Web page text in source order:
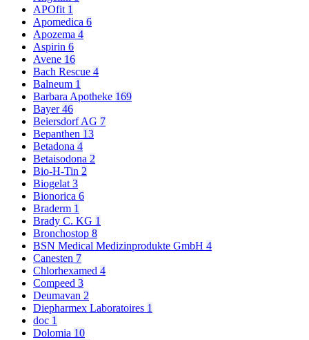
APOfit 1
Apomedica 6
Apozema 4
Aspirin 6
Avene 16
Bach Rescue 4
Balneum 1
Barbara Apotheke 169
Bayer46
Beiersdorf AG 7
Bepanthen 13
Betadona 4
Betaisodona 2
Bio-H-Tin 2
Biogelat 3
Bionorica 6
Braderm 1
Brady C. KG 1
Bronchostop 8
BSN Medical Medizinprodukte GmbH 4
Canesten 7
Chlorhexamed 4
Compeed 3
Deumavan 2
Diepharmex Laboratoires 1
doc 1
Dolomia 10